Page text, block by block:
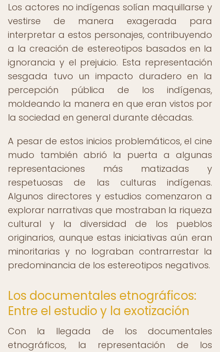
Los actores no indígenas solían maquillarse y
vestirse de manera exagerada para
interpretar a estos personajes, contribuyendo
a la creación de estereotipos basados en la
ignorancia y el prejuicio. Esta representación
sesgada tuvo un impacto duradero en la
percepción pública de los indígenas,
moldeando la manera en que eran vistos por
la sociedad en general durante décadas.
A pesar de estos inicios problemáticos, el cine
mudo también abrió la puerta a algunas
representaciones más matizadas y
respetuosas de las culturas indígenas.
Algunos directores y estudios comenzaron a
explorar narrativas que mostraban la riqueza
cultural y la diversidad de los pueblos
originarios, aunque estas iniciativas aún eran
minoritarias y no lograban contrarrestar la
predominancia de los estereotipos negativos.
Los documentales etnográficos:
Entre el estudio y la exotización
Con la llegada de los documentales
etnográficos, la representación de los